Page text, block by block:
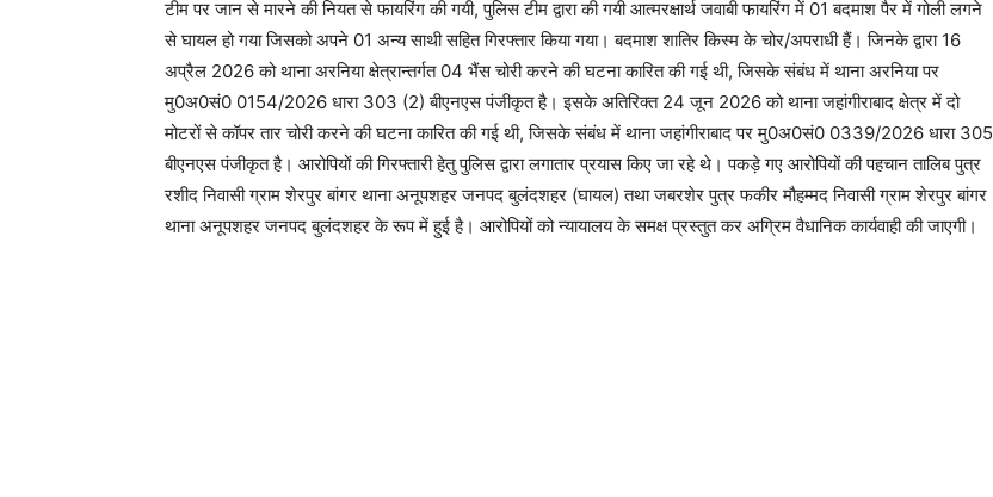
टीम पर जान से मारने की नियत से फायरिंग की गयी, पुलिस टीम द्वारा की गयी आत्मरक्षार्थ जवाबी फायरिंग में 01 बदमाश पैर में गोली लगने
से घायल हो गया जिसको अपने 01 अन्य साथी सहित गिरफ्तार किया गया। बदमाश शातिर किस्म के चोर/अपराधी हैं। जिनके द्वारा 16
अप्रैल 2026 को थाना अरनिया क्षेत्रान्तर्गत 04 भैंस चोरी करने की घटना कारित की गई थी, जिसके संबंध में थाना अरनिया पर
मु0अ0सं0 0154/2026 धारा 303 (2) बीएनएस पंजीकृत है। इसके अतिरिक्त 24 जून 2026 को थाना जहांगीराबाद क्षेत्र में दो
मोटरों से कॉपर तार चोरी करने की घटना कारित की गई थी, जिसके संबंध में थाना जहांगीराबाद पर मु0अ0सं0 0339/2026 धारा 305
बीएनएस पंजीकृत है। आरोपियों की गिरफ्तारी हेतु पुलिस द्वारा लगातार प्रयास किए जा रहे थे। पकड़े गए आरोपियों की पहचान तालिब पुत्र
रशीद निवासी ग्राम शेरपुर बांगर थाना अनूपशहर जनपद बुलंदशहर (घायल) तथा जबरशेर पुत्र फकीर मौहम्मद निवासी ग्राम शेरपुर बांगर
थाना अनूपशहर जनपद बुलंदशहर के रूप में हुई है। आरोपियों को न्यायालय के समक्ष प्रस्तुत कर अग्रिम वैधानिक कार्यवाही की जाएगी।